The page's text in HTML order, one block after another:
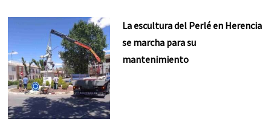
La escultura del Perlé en Herencia
se marcha para su
mantenimiento